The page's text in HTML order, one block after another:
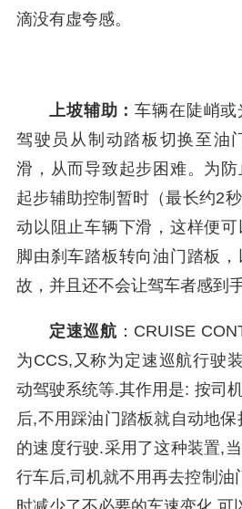
滴没有虚夸感。
上坡辅助：车辆在陡峭或
驾驶员从制动踏板切换至油
滑，从而导致起步困难。为
起步辅助控制暂时（最长约2
动以阻止车辆下滑，这样便
脚由刹车踏板转向油门踏板
故，并且还不会让驾车者感到
定速巡航 ：CRUISE
为CCS,又称为定速巡航行驶
动驾驶系统等.其作用是: 按司
后,不用踩油门踏板就自动地
的速度行驶.采用了这种装置,
行车后,司机就不用再去控制油